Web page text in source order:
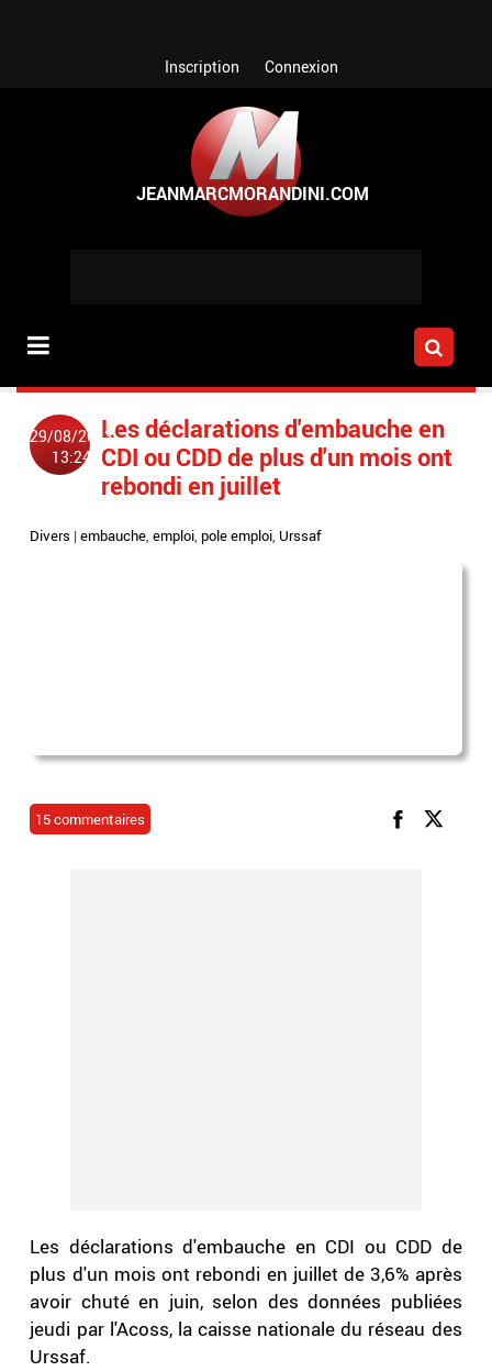
Inscription Connexion
29/08/2013
13:24
Les déclarations d'embauche en
CDI ou CDD de plus d'un mois ont
rebondi en juillet
Divers |embauche,emploi,pole emploi, Urssaf
15 commentaires
Les déclarations d'embauche en CDI ou CDD de
plus d'un mois ont rebondi en juillet de 3,6% après
avoir chuté en juin, selon des données publiées
jeudi par l'Acoss, la caisse nationale du réseau des
Urssaf.